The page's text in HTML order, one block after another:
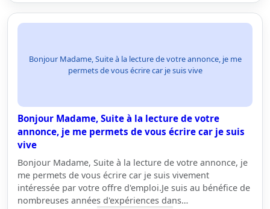
Bonjour Madame, Suite à la lecture de votre annonce, je me
permets de vous écrire car je suis vive
Bonjour Madame, Suite à la lecture de votre
annonce, je me permets de vous écrire car je suis
vive
Bonjour Madame, Suite à la lecture de votre annonce, je
me permets de vous écrire car je suis vivement
intéressée par votre offre d'emploi.Je suis au bénéfice de
nombreuses années d'expériences dans…